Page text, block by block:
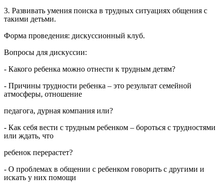
3. Развивать умения поиска в трудных ситуациях общения с
такими детьми.
Форма проведения: дискуссионный клуб.
Вопросы для дискуссии:
- Какого ребенка можно отнести к трудным детям?
- Причины трудности ребенка – это результат семейной
атмосферы, отношение
педагога, дурная компания или?
- Как себя вести с трудным ребенком – бороться с трудностями
или ждать, что
ребенок перерастет?
- О проблемах в общении с ребенком говорить с другими и
искать у них помощи